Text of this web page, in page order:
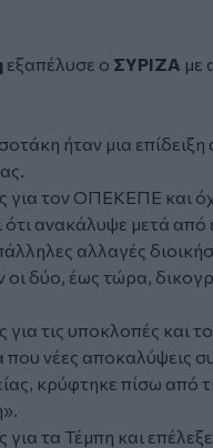
εξαπέλυσε ο ΣΥΡΙΖΑ με
ήταν μια επίδειξη
για τον ΟΠΕΚΕΠΕ και
ανακάλυψε μετά από
αλλαγές
δύο, έως τώρα,
τις υποκλοπές και
που νέες αποκαλύψεις
κρύφτηκε πίσω από
τα Τέμπη και